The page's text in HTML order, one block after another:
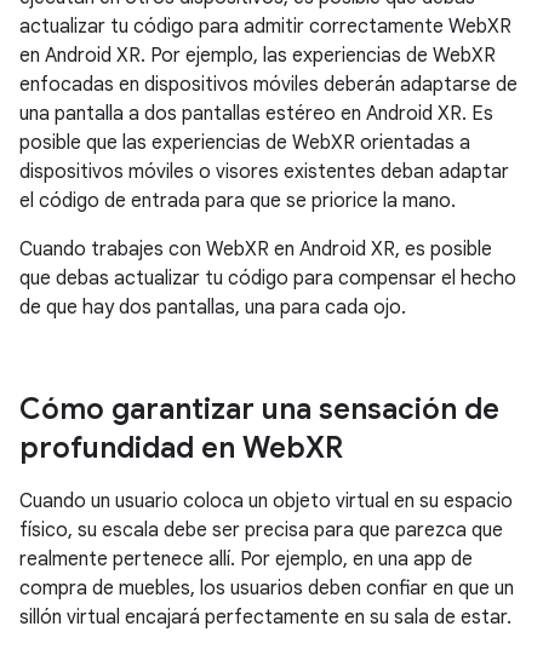
actualizar tu código para admitir correctamente WebXR
en Android XR. Por ejemplo, las experiencias de WebXR
enfocadas en dispositivos móviles deberán adaptarse de
una pantalla a dos pantallas estéreo en Android XR. Es
posible que las experiencias de WebXR orientadas a
dispositivos móviles o visores existentes deban adaptar
el código de entrada para que se priorice la mano.
Cuando trabajes con WebXR en Android XR, es posible
que debas actualizar tu código para compensar el hecho
de que hay dos pantallas, una para cada ojo.
Cómo garantizar una sensación de
profundidad en WebXR
Cuando un usuario coloca un objeto virtual en su espacio
físico, su escala debe ser precisa para que parezca que
realmente pertenece allí. Por ejemplo, en una app de
compra de muebles, los usuarios deben confiar en que un
sillón virtual encajará perfectamente en su sala de estar.